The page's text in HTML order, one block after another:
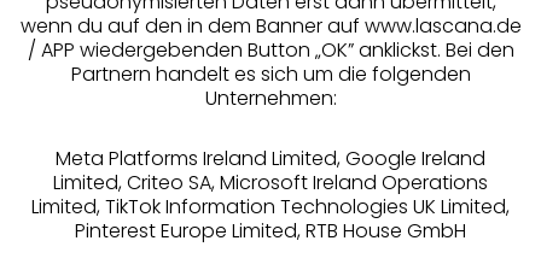
Über uns
Rechtliches
Alle Preise inkl. MwSt., zzgl.
Versandkosten
wenn du auf den in dem Banner auf www.lascana.de
/ APP wiedergebenden Button „OK” anklickst. Bei den
Partnern handelt es sich um die folgenden
Unternehmen:
Meta Platforms Ireland Limited, Google Ireland
Limited, Criteo SA, Microsoft Ireland Operations
Limited, TikTok Information Technologies UK Limited,
Pinterest Europe Limited, RTB House GmbH